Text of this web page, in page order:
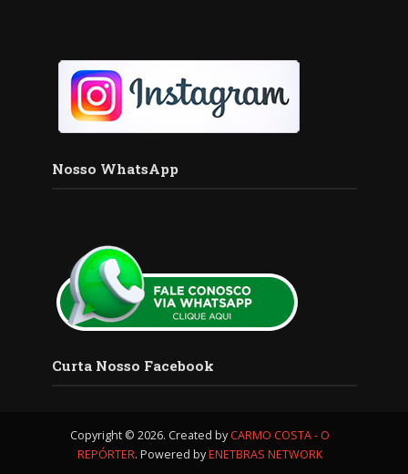
Nosso WhatsApp
Curta Nosso Facebook
Copyright © 2026. Created by CARMO COSTA - O
REPÓRTER. Powered byENETBRAS NETWORK